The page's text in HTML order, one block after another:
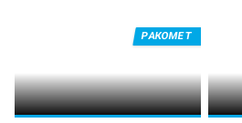
РАКОМЕТ